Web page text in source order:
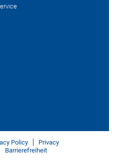
Policy
Privacy
Barrierefreiheit